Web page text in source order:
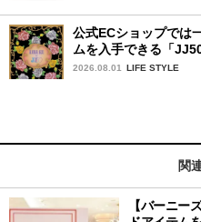
公式ECショップでは
ムを入手できる「
広島で開催決定
2026.08.01 LIFE STYLE
関
【バーニー